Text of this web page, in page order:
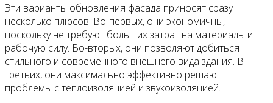
Эти варианты обновления фасада приносят сразу
несколько плюсов. Во-первых, они экономичны,
поскольку не требуют больших затрат на материалы и
рабочую силу. Во-вторых, они позволяют добиться
стильного и современного внешнего вида здания. В-
третьих, они максимально эффективно решают
проблемы с теплоизоляцией и звукоизоляцией.